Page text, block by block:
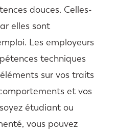
douces. Celles-
elles sont
Les employeurs
techniques
sur vos traits
et vos
étudiant ou
vous pouvez